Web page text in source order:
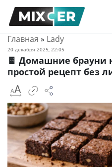
Главная » Lady
20 декабря 2025, 22:05
🍫 Домашние брауни
простой рецепт без